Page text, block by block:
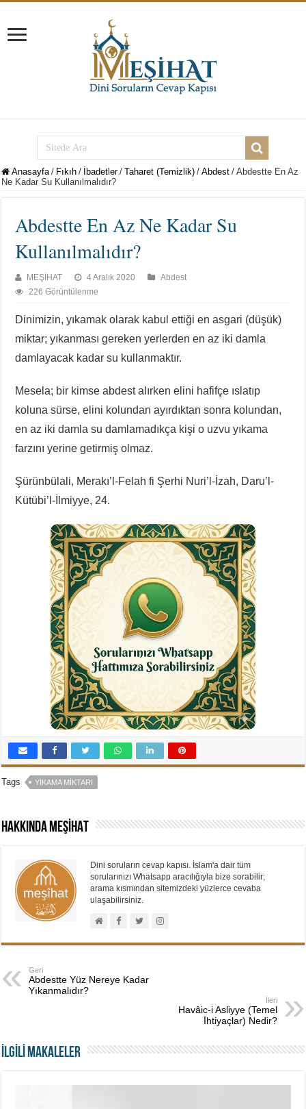
Anasayfa / Fıkıh / İbadetler / Taharet (Temizlik) / Abdest / Abdestte En Az
Ne Kadar Su Kullanılmalıdır?
Abdestte En Az Ne Kadar Su
Kullanılmalıdır?
MEŞİHAT 4 Aralık 2020
Abdest
226 Görüntülenme
Dinimizin, yıkamak olarak kabul ettiği en asgari (düşük)
miktar; yıkanması gereken yerlerden en az iki damla
damlayacak kadar su kullanmaktır.
Mesela; bir kimse abdest alırken elini hafifçe ıslatıp
koluna sürse, elini kolundan ayırdıktan sonra kolundan,
en az iki damla su damlamadıkça kişi o uzvu yıkama
farzını yerine getirmiş olmaz.
Şürünbülali, Merakı’l-Felah fi Şerhi Nuri’l-İzah, Daru’l-
Kütübi’l-İlmiyye, 24.
Tags YIKAMA MIKTARI
Hakkında MEŞİHAT
Dini soruların cevap kapısı. İslam'a dair tüm
sorularınızı Whatsapp aracılığıyla bize sorabilir;
arama kısmından sitemizdeki yüzlerce cevaba
ulaşabilirsiniz.
Geri
Abdestte Yüz Nereye Kadar
Yıkanmalıdır?
İleri
Havâic-i Asliyye (Temel
İhtiyaçlar) Nedir?
İLGİLİ MAKALELER